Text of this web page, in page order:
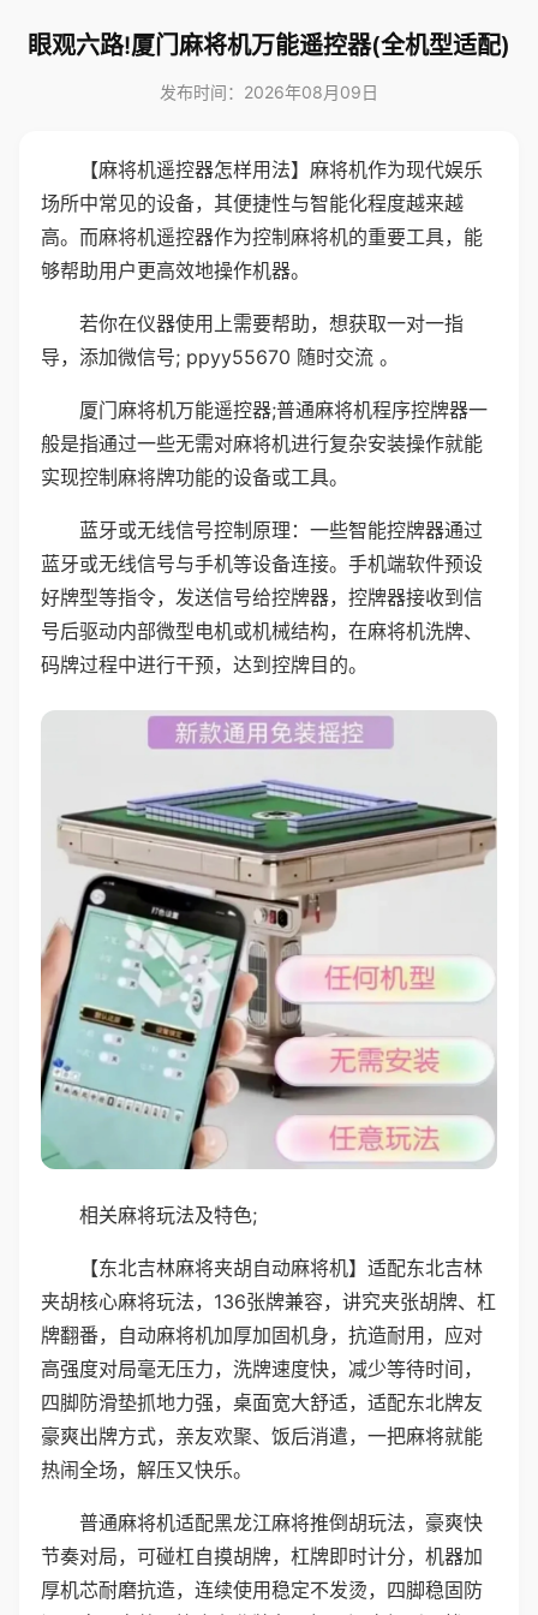
眼观六路!厦门麻将机万能遥控器(全机型适配)
发布时间：2026年08月09日
【麻将机遥控器怎样用法】麻将机作为现代娱乐
场所中常见的设备，其便捷性与智能化程度越来越
高。而麻将机遥控器作为控制麻将机的重要工具，能
够帮助用户更高效地操作机器。
若你在仪器使用上需要帮助，想获取一对一指
导，添加微信号; ppyy55670 随时交流 。
厦门麻将机万能遥控器;普通麻将机程序控牌器一
般是指通过一些无需对麻将机进行复杂安装操作就能
实现控制麻将牌功能的设备或工具。
蓝牙或无线信号控制原理：一些智能控牌器通过
蓝牙或无线信号与手机等设备连接。手机端软件预设
好牌型等指令，发送信号给控牌器，控牌器接收到信
号后驱动内部微型电机或机械结构，在麻将机洗牌、
码牌过程中进行干预，达到控牌目的。
相关麻将玩法及特色;
【东北吉林麻将夹胡自动麻将机】适配东北吉林
夹胡核心麻将玩法，136张牌兼容，讲究夹张胡牌、杠
牌翻番，自动麻将机加厚加固机身，抗造耐用，应对
高强度对局毫无压力，洗牌速度快，减少等待时间，
四脚防滑垫抓地力强，桌面宽大舒适，适配东北牌友
豪爽出牌方式，亲友欢聚、饭后消遣，一把麻将就能
热闹全场，解压又快乐。
普通麻将机适配黑龙江麻将推倒胡玩法，豪爽快
节奏对局，可碰杠自摸胡牌，杠牌即时计分，机器加
厚机芯耐磨抗造，连续使用稳定不发烫，四脚稳固防